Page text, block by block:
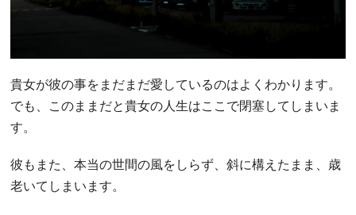
貴女が彼の事をまだまだ愛しているのはよくわかります。
でも、このままだと貴女の人生はここで閉塞してしまいま
す。
彼もまた、本当の世間の風をしらず、斜に構えたまま、歳
老いてしまいます。